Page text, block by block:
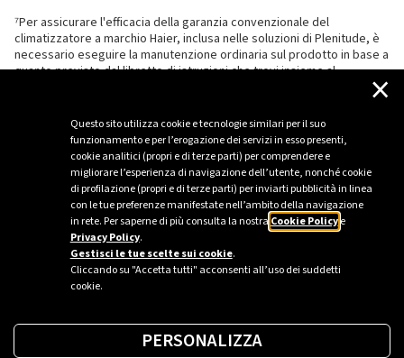
Questo sito utilizza cookie e tecnologie similari per il suo
funzionamento e per l’erogazione dei servizi in esso presenti,
cookie analitici (propri e di terze parti) per comprendere e
migliorare l’esperienza di navigazione dell’utente, nonché cookie
di profilazione (propri e di terze parti) per inviarti pubblicità in linea
con le tue preferenze manifestate nell’ambito della navigazione
in rete. Per saperne di più consulta la nostra Cookie Policye
Privacy Policy.
Gestisci le tue scelte sui cookie.
Cliccando su "Accetta tutti" acconsenti all’uso dei suddetti
cookie.
×
PERSONALIZZA
⁷Per assicurare l'efficacia della garanzia convenzionale del
climatizzatore a marchio Haier, inclusa nelle soluzioni di Plenitude, è
necessario eseguire la manutenzione ordinaria sul prodotto in base a
quanto previsto dal libretto di istruzioni che trovi insieme al